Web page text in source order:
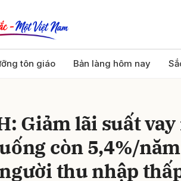
tôn giáo Bản làng hôm nay
Giảm lãi suất
còn 5,4%/
thu nhập
Gửi bình luận